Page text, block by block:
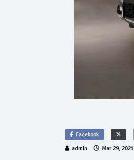
Facebook
admin Mar 29, 2021